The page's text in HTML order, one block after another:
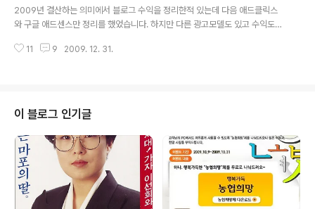
스킨들은 본문크기를 쉽게 늘릴수 없어서 고민하다가 용의자님의 스킨은 스킨
위자드를 사용할 수 있어서 선택했습니다. 화려한 색상은 최대한 배제했고 물결
2009년 결산하는 의미에서 블로그 수익을 정리한적 있는데 다음 애드클릭스
와 구글 애드센스만 정리를 했었습니다. 하지만 다른 광고모델도 있고 수익도
[유용한 정보] - 블로그광고 수익공개, 애드클릭스 10개월 수입 23만원 구글
0,600원(10개월 운영) 알라딘 TTB 89,127원(9개월 운영) 충청투데이 원고
료 약 550,000원(9개월) 위드블로그 65,000원(5개월) 합계 2,03..
11 9 2009. 12. 31.
이 블로그 인기글